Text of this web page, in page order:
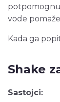
vode
Kada ga
Shake
Sastojci: